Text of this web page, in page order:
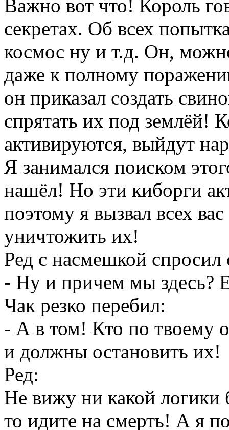
Важно вот что! Король
секретах. Об всех
космос ну и т.д. Он,
даже к полному
он приказал создать
спрятать их под землёй!
активируются, выйдут
Я занимался поиском
нашёл! Но эти киборги
поэтому я вызвал всех
уничтожить их!
Ред с насмешкой спросил
- Ну и причем мы здесь?
Чак резко перебил:
- А в том! Кто по твоему
и должны остановить их!
Ред:
Не вижу ни какой логики
то идите на смерть! А я